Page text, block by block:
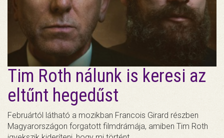
Tim Roth nálunk is keresi az
eltűnt hegedűst
Februártól látható a mozikban Francois Girard részben
Magyarországon forgatott filmdrámája, amiben Tim Roth